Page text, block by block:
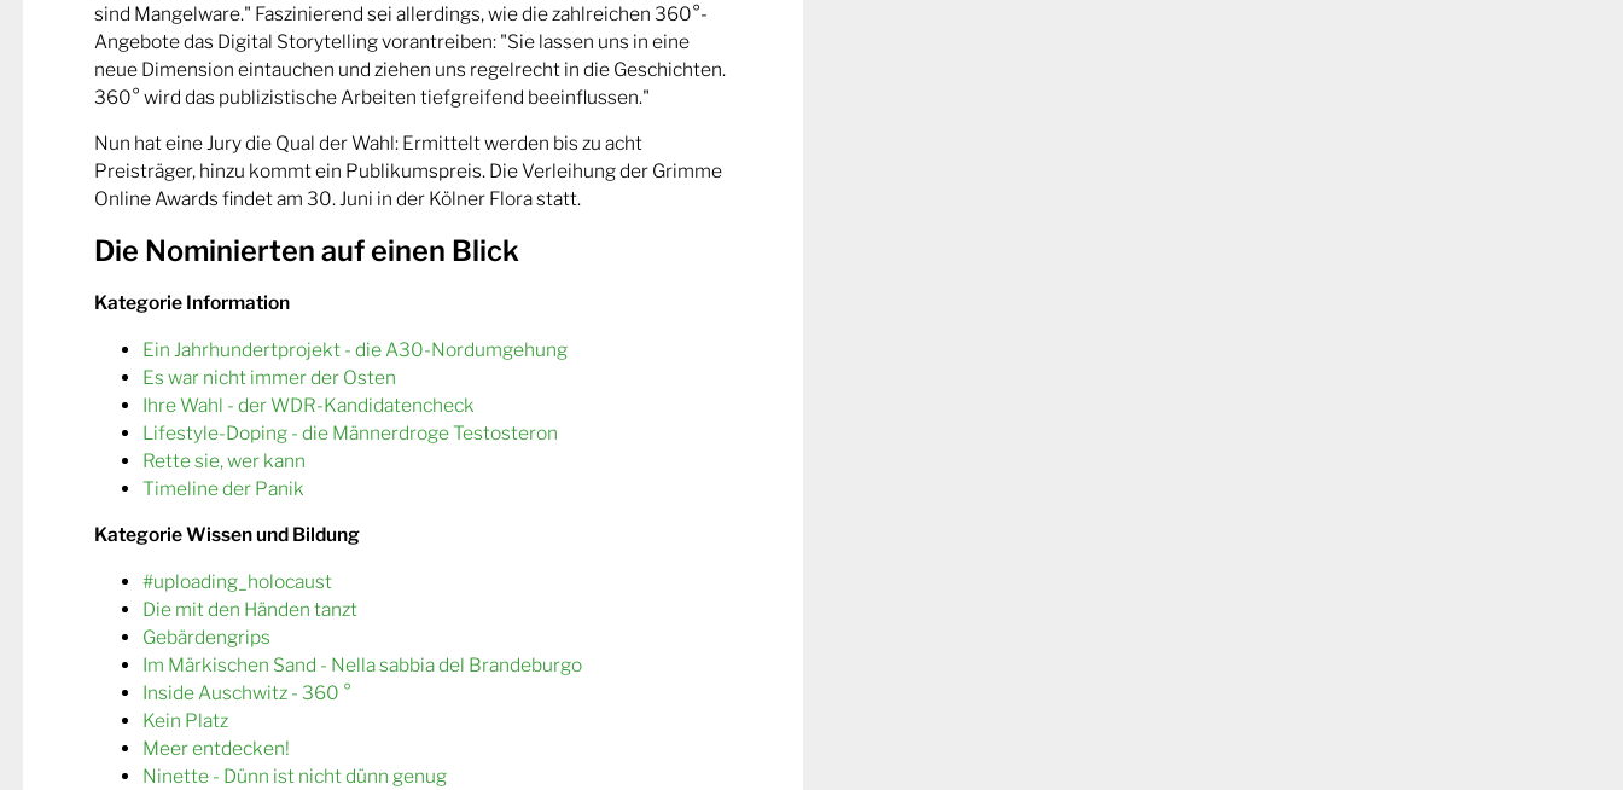
sind Mangelware." Faszinierend sei allerdings, wie die zahlreichen 360°-
Angebote das Digital Storytelling vorantreiben: "Sie lassen uns in eine
neue Dimension eintauchen und ziehen uns regelrecht in die Geschichten.
360° wird das publizistische Arbeiten tiefgreifend beeinflussen."
Nun hat eine Jury die Qual der Wahl: Ermittelt werden bis zu acht
Preisträger, hinzu kommt ein Publikumspreis. Die Verleihung der Grimme
Online Awards findet am 30. Juni in der Kölner Flora statt.
Die Nominierten auf einen Blick
Kategorie Information
Ein Jahrhundertprojekt - die A30-Nordumgehung
Es war nicht immer der Osten
Ihre Wahl - der WDR-Kandidatencheck
Lifestyle-Doping - die Männerdroge Testosteron
Rette sie, wer kann
Timeline der Panik
Kategorie Wissen und Bildung
#uploading_holocaust
Die mit den Händen tanzt
Gebärdengrips
Im Märkischen Sand - Nella sabbia del Brandeburgo
Inside Auschwitz - 360 °
Kein Platz
Meer entdecken!
Ninette - Dünn ist nicht dünn genug